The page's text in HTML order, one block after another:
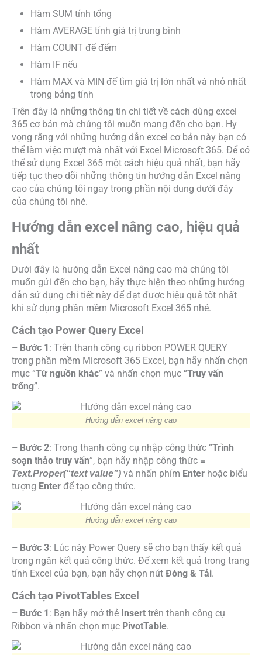
Hàm SUM tính tổng
Hàm AVERAGE tính giá trị trung bình
Hàm COUNT để đếm
Hàm IF nếu
Hàm MAX và MIN để tìm giá trị lớn nhất và nhỏ nhất
trong bảng tính
Trên đây là những thông tin chi tiết về cách dùng excel
365 cơ bản mà chúng tôi muốn mang đến cho bạn. Hy
vọng rằng với những hướng dẫn excel cơ bản này bạn có
thể làm việc mượt mà nhất với Excel Microsoft 365. Để có
thể sử dụng Excel 365 một cách hiệu quả nhất, bạn hãy
tiếp tục theo dõi những thông tin hướng dẫn Excel nâng
cao của chúng tôi ngay trong phần nội dung dưới đây
của chúng tôi nhé.
Hướng dẫn excel nâng cao, hiệu quả
nhất
Dưới đây là hướng dẫn Excel nâng cao mà chúng tôi
muốn gửi đến cho bạn, hãy thực hiện theo những hướng
dẫn sử dụng chi tiết này để đạt được hiệu quả tốt nhất
khi sử dụng phần mềm Microsoft Excel 365 nhé.
Cách tạo Power Query Excel
– Bước 1 : Trên thanh công cụ ribbon POWER QUERY
trong phần mềm Microsoft 365 Excel, bạn hãy nhấn chọn
mục “Từ nguồn khác” và nhấn chọn mục “Truy vấn
trống”.
Hướng dẫn excel nâng cao
– Bước 2: Trong thanh công cụ nhập công thức “Trình
soạn thảo truy vấn”, bạn hãy nhập công thức =
Text.Proper(“text value”) và nhấn phím Enter hoặc biểu
tượng Enter để tạo công thức.
Hướng dẫn excel nâng cao
– Bước 3: Lúc này Power Query sẽ cho bạn thấy kết quả
trong ngăn kết quả công thức. Để xem kết quả trong trang
tính Excel của bạn, bạn hãy chọn nút Đóng & Tải.
Cách tạo PivotTables Excel
– Bước 1 : Bạn hãy mở thẻ Insert trên thanh công cụ
Ribbon và nhấn chọn mục PivotTable.